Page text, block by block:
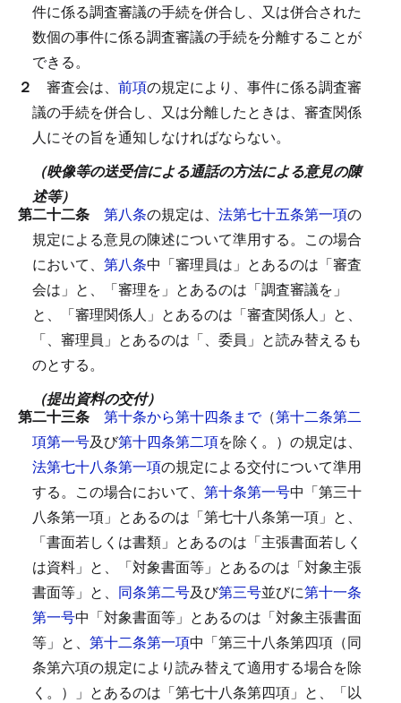
件に係る調査審議の手続を併合し、又は併合された
数個の事件に係る調査審議の手続を分離することが
できる。
２ 審査会は、 前項の規定により、事件に係る調査審
議の手続を併合し、又は分離したときは、審査関係
人にその旨を通知しなければならない。
（映像等の送受信による通話の方法による意見の陳
述等）
第二十二条 第八条の規定は、 法第七十五条第一項の
規定による意見の陳述について準用する。 この場合
において、 第八条中「審理員は」とあるのは「審査
会は」と、「審理を」とあるのは「調査審議を」
と、「審理関係人」とあるのは「審査関係人」と、
「、審理員」とあるのは「、委員」と読み替えるも
のとする。
（提出資料の交付）
第二十三条 第十条から第十四条まで（第十二条第二
項第一号及び第十四条第二項を除く。）の規定は、
法第七十八条第一項の規定による交付について準用
する。 この場合において、 第十条第一号中「第三十
八条第一項」とあるのは「第七十八条第一項」と、
「書面若しくは書類」とあるのは「主張書面若しく
は資料」と、「対象書面等」とあるのは「対象主張
書面等」と、 同条第二号及び第三号並びに第十一条
第一号中「対象書面等」とあるのは「対象主張書面
等」と、 第十二条第一項中「第三十八条第四項（同
条第六項の規定により読み替えて適用する場合を除
く。）」とあるのは「第七十八条第四項」と、「以